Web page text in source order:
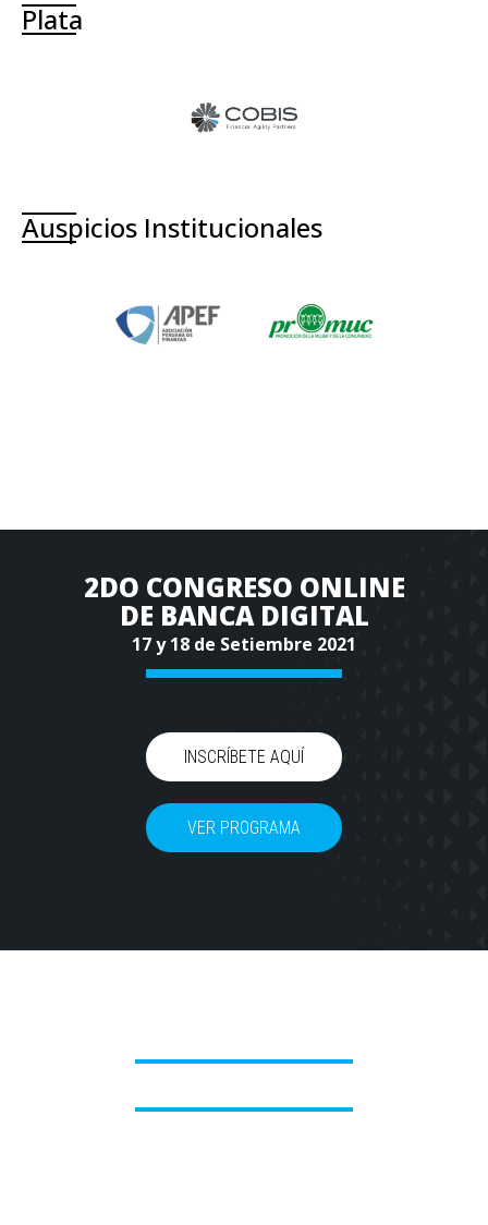
Plata
Auspicios Institucionales
2DO CONGRESO ONLINE
DE BANCA DIGITAL
17 y 18 de Setiembre 2021
INSCRÍBETE AQUÍ
VER PROGRAMA